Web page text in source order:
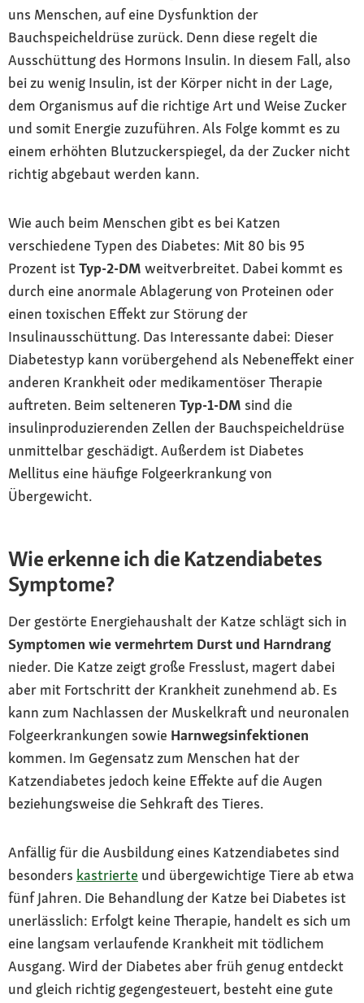
uns Menschen, auf eine Dysfunktion der
Bauchspeicheldrüse zurück. Denn diese regelt die
Ausschüttung des Hormons Insulin. In diesem Fall, also
bei zu wenig Insulin, ist der Körper nicht in der Lage,
dem Organismus auf die richtige Art und Weise Zucker
und somit Energie zuzuführen. Als Folge kommt es zu
einem erhöhten Blutzuckerspiegel, da der Zucker nicht
richtig abgebaut werden kann.
Wie auch beim Menschen gibt es bei Katzen
verschiedene Typen des Diabetes: Mit 80 bis 95
Prozent ist Typ-2-DM weitverbreitet. Dabei kommt es
durch eine anormale Ablagerung von Proteinen oder
einen toxischen Effekt zur Störung der
Insulinausschüttung. Das Interessante dabei: Dieser
Diabetestyp kann vorübergehend als Nebeneffekt einer
anderen Krankheit oder medikamentöser Therapie
auftreten. Beim selteneren Typ-1-DM sind die
insulinproduzierenden Zellen der Bauchspeicheldrüse
unmittelbar geschädigt. Außerdem ist Diabetes
Mellitus eine häufige Folgeerkrankung von
Übergewicht.
Wie erkenne ich die Katzendiabetes
Symptome?
Der gestörte Energiehaushalt der Katze schlägt sich in
Symptomen wie vermehrtem Durst und Harndrang
nieder. Die Katze zeigt große Fresslust, magert dabei
aber mit Fortschritt der Krankheit zunehmend ab. Es
kann zum Nachlassen der Muskelkraft und neuronalen
Folgeerkrankungen sowie Harnwegsinfektionen
kommen. Im Gegensatz zum Menschen hat der
Katzendiabetes jedoch keine Effekte auf die Augen
beziehungsweise die Sehkraft des Tieres.
Anfällig für die Ausbildung eines Katzendiabetes sind
besonders kastrierte und übergewichtige Tiere ab etwa
fünf Jahren. Die Behandlung der Katze bei Diabetes ist
unerlässlich: Erfolgt keine Therapie, handelt es sich um
eine langsam verlaufende Krankheit mit tödlichem
Ausgang. Wird der Diabetes aber früh genug entdeckt
und gleich richtig gegengesteuert, besteht eine gute